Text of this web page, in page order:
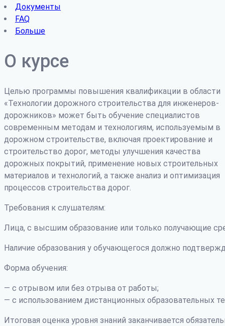
Документы
FAQ
Больше
О курсе
Целью программы повышения квалификации в области
«Технологии дорожного строительства для инженеров-
дорожников» может быть обучение специалистов
современным методам и технологиям, используемым в
дорожном строительстве, включая проектирование и
строительство дорог, методы улучшения качества
дорожных покрытий, применение новых строительных
материалов и технологий, а также анализ и оптимизация
процессов строительства дорог.
Требования к слушателям:
Лица, с высшим образование или только получающие
Наличие образования у обучающегося должно
Форма обучения:
— с отрывом или без отрыва от работы;
— с использованием дистанционных образовательных
Итоговая оценка уровня знаний заканчивается